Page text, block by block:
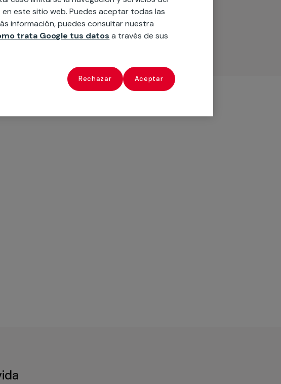
este sitio web. Puedes aceptar todas las
información, puedes consultar nuestra
trata Google tus datos a través de sus
Rechazar Aceptar